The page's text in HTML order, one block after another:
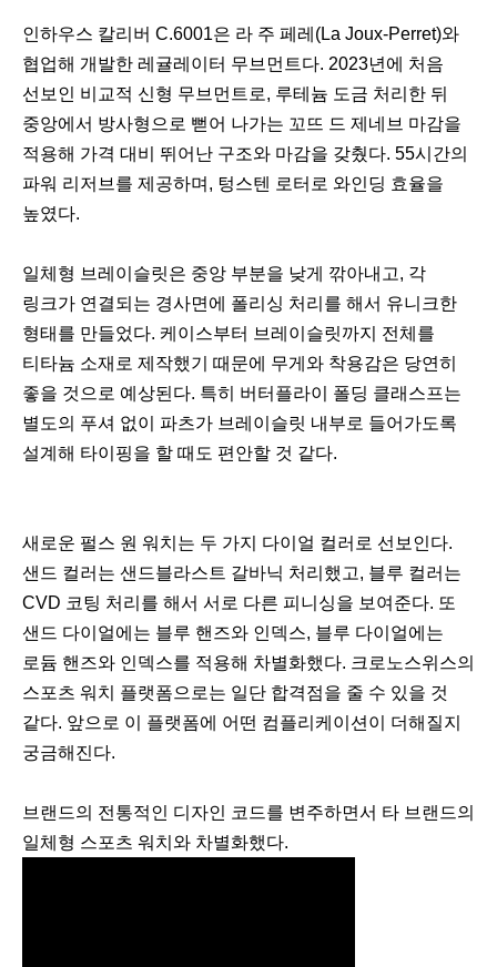
인하우스 칼리버 C.6001은 라 주 페레(La Joux-Perret)와
협업해 개발한 레귤레이터 무브먼트다. 2023년에 처음
선보인 비교적 신형 무브먼트로, 루테늄 도금 처리한 뒤
중앙에서 방사형으로 뻗어 나가는 꼬뜨 드 제네브 마감을
적용해 가격 대비 뛰어난 구조와 마감을 갖췄다. 55시간의
파워 리저브를 제공하며, 텅스텐 로터로 와인딩 효율을
높였다.
일체형 브레이슬릿은 중앙 부분을 낮게 깎아내고, 각
링크가 연결되는 경사면에 폴리싱 처리를 해서 유니크한
형태를 만들었다. 케이스부터 브레이슬릿까지 전체를
티타늄 소재로 제작했기 때문에 무게와 착용감은 당연히
좋을 것으로 예상된다. 특히 버터플라이 폴딩 클래스프는
별도의 푸셔 없이 파츠가 브레이슬릿 내부로 들어가도록
설계해 타이핑을 할 때도 편안할 것 같다.
새로운 펄스 원 워치는 두 가지 다이얼 컬러로 선보인다.
샌드 컬러는 샌드블라스트 갈바닉 처리했고, 블루 컬러는
CVD 코팅 처리를 해서 서로 다른 피니싱을 보여준다. 또
샌드 다이얼에는 블루 핸즈와 인덱스, 블루 다이얼에는
로듐 핸즈와 인덱스를 적용해 차별화했다. 크로노스위스의
스포츠 워치 플랫폼으로는 일단 합격점을 줄 수 있을 것
같다. 앞으로 이 플랫폼에 어떤 컴플리케이션이 더해질지
궁금해진다.
브랜드의 전통적인 디자인 코드를 변주하면서 타 브랜드의
일체형 스포츠 워치와 차별화했다.